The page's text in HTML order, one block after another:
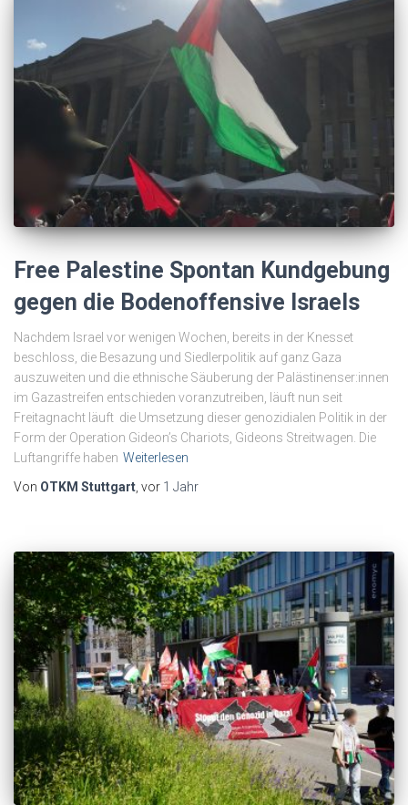
Free Palestine Spontan Kundgebung
gegen die Bodenoffensive Israels
Nachdem Israel vor wenigen Wochen, bereits in der Knesset
beschloss, die Besazung und Siedlerpolitik auf ganz Gaza
auszuweiten und die ethnische Säuberung der Palästinenser:innen
im Gazastreifen entschieden voranzutreiben, läuft nun seit
Freitagnacht läuft die Umsetzung dieser genozidialen Politik in der
Form der Operation Gideon’s Chariots, Gideons Streitwagen. Die
Luftangriffe haben Weiterlesen
Von OTKM Stuttgart , vor 1 Jahr